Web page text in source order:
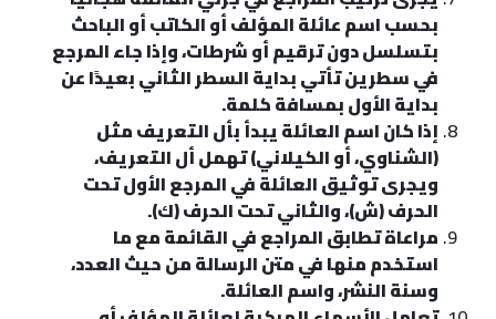
بحسب اسم عائلة المؤلف أو الكاتب أو الباحث
بتسلسل دون ترقيم أو شرطات، وإذا جاء المرجع
في سطرين تأتي بداية السطر الثاني بعيدًا عن
بداية الأول بمسافة كلمة.
إذا كان اسم العائلة يبدأ بأل التعريف مثل
(الشناوي، أو الكيلاني) تهمل أل التعريف،
ويجرى توثيق العائلة في المرجع الأول تحت
الحرف (ش)، والثاني تحت الحرف (ك).
مراعاة تطابق المراجع في القائمة مع ما
استخدم منها في متن الرسالة من حيث العدد،
وسنة النشر، واسم العائلة.